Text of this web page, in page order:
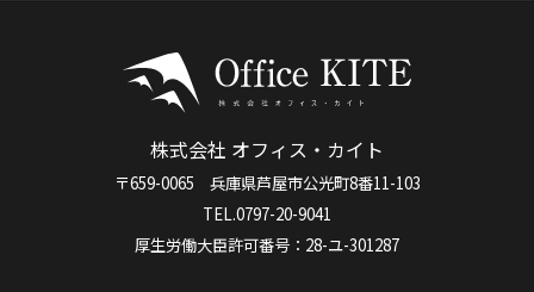
株式会社 オフィス・カイト
〒659-0065 兵庫県芦屋市公光町8番11-103
TEL.0797-20-9041
厚生労働大臣許可番号：28-ユ-301287